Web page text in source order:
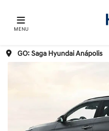
MENU
GO: Saga Hyundai Anápolis